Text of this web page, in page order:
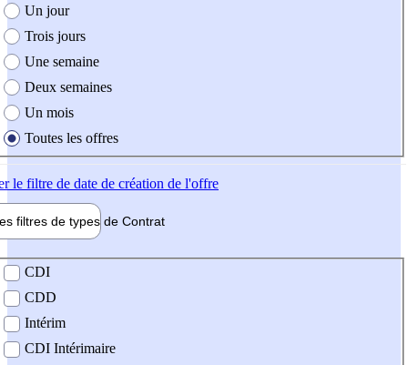
création de l'offre
Un jour
Trois jours
Une semaine
Deux semaines
Un mois
Toutes les offres
le filtre de date de création de l'offre
filtres de types de Contrat
contrat
CDI
CDD
Intérim
CDI Intérimaire